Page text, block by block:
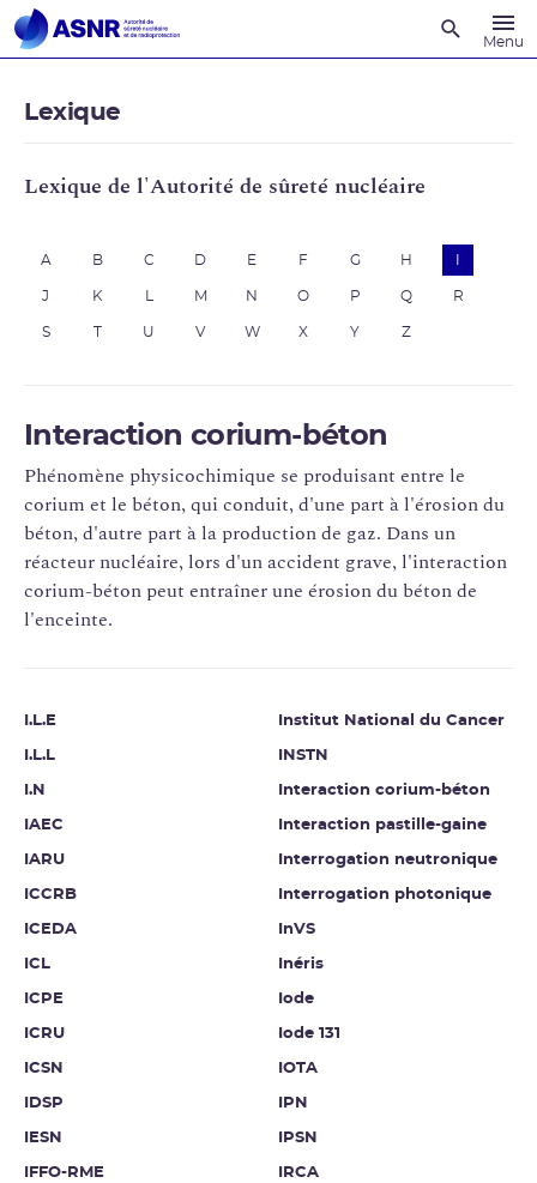
Menu
Lexique
Lexique de l'Autorité de sûreté nucléaire
A B C D E F G H
J K M N O P Q R
S U V W X Y Z
Interaction corium-béton
Phénomène physicochimique se produisant entre le
corium et le béton, qui conduit, d'une part à l'érosion du
béton, d'autre part à la production de gaz. Dans un
réacteur nucléaire, lors d'un accident grave, l'interaction
corium-béton peut entraîner une érosion du béton de
l'enceinte.
I.L.E
I.L.L
I.N
IAEC
IARU
ICCRB
ICEDA
ICL
ICPE
ICRU
ICSN
IDSP
IESN
IFFO-RME
Institut National du Cancer
INSTN
Interaction corium-béton
Interaction pastille-gaine
Interrogation neutronique
Interrogation photonique
InVS
Inéris
Iode
Iode 131
IOTA
IPN
IPSN
IRCA